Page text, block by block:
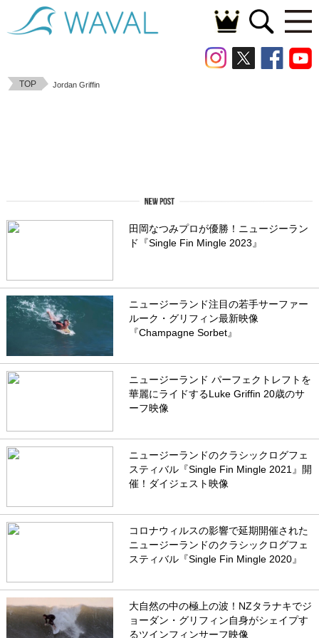
TOP Jordan Griffin
田岡なつみプロが優勝！ニュージーラン
ド『Single Fin Mingle 2023』
ニュージーランド注目の若手サーファー
ルーク・グリフィン最新映像
『Champagne Sorbet』
ニュージーランド パーフェクトレフトを
華麗にライドするLuke Griffin 20歳のサ
ーフ映像
ニュージーランドのクラシックログフェ
スティバル『Single Fin Mingle 2021』開
催！ダイジェスト映像
コロナウィルスの影響で延期開催された
ニュージーランドのクラシックログフェ
スティバル『Single Fin Mingle 2020』
大自然の中の極上の波！NZタラナキでジ
ョーダン・グリフィン自身がシェイプす
るツインフィンサーフ映像